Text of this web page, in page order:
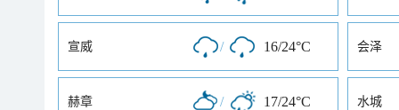
宣威 / 16/24°C 会泽
赫章 / 17/24°C 水城